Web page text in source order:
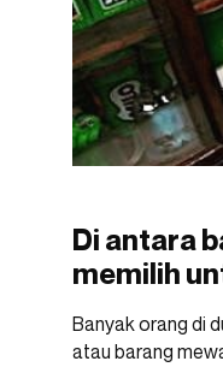
Di antara
memilih
Banyak orang di
atau barang